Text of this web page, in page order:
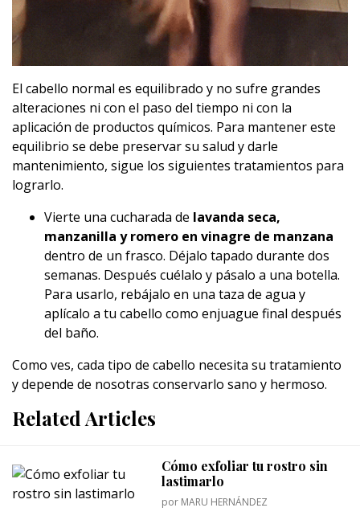
El cabello normal es equilibrado y no sufre grandes
alteraciones ni con el paso del tiempo ni con la
aplicación de productos químicos. Para mantener este
equilibrio se debe preservar su salud y darle
mantenimiento, sigue los siguientes tratamientos para
lograrlo.
Vierte una cucharada de lavanda seca,
manzanilla y romero en vinagre de manzana
dentro de un frasco. Déjalo tapado durante dos
semanas. Después cuélalo y pásalo a una botella.
Para usarlo, rebájalo en una taza de agua y
aplícalo a tu cabello como enjuague final después
del baño.
Como ves, cada tipo de cabello necesita su tratamiento
y depende de nosotras conservarlo sano y hermoso.
Related Articles
Cómo exfoliar tu rostro sin
lastimarlo
por MARU HERNÁNDEZ